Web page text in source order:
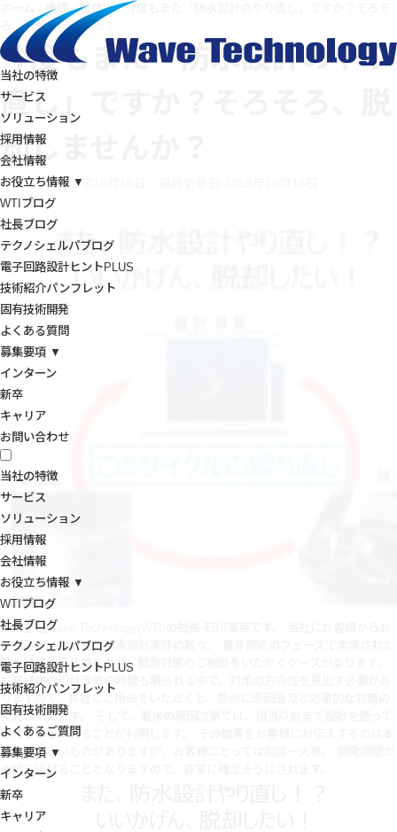
当社の特徴
サービス
ソリューション
採用情報
会社情報
お役立ち情報 ▼
WTIブログ
社長ブログ
テクノシェルパブログ
電子回路設計ヒントPLUS
技術紹介パンフレット
固有技術開発
よくある質問
募集要項 ▼
インターン
新卒
キャリア
お問い合わせ
当社の特徴
サービス
ソリューション
採用情報
会社情報
お役立ち情報 ▼
WTIブログ
社長ブログ
テクノシェルパブログ
電子回路設計ヒントPLUS
技術紹介パンフレット
固有技術開発
よくあるご質問
募集要項 ▼
インターン
新卒
キャリア
機構（筐体） / 今度もまた「防水設計のやり直し」ですか？そろそ
ろ、脱却しませんか？
今度もまた「防水設計のやり
直し」ですか？そろそろ、脱
却しませんか？
投稿日:2019年10月16日
株式会社Wave Technology(WTI)の社長 石川高英です。 当社にお客様からお
持ち込みいただく、防水設計案件の数々。 量産間近のフェーズで実施された
防水試験に不合格となり、緊急対策のご相談をいただくケースがあります。
お客様側の設計改修の時間も限られる中で、対策の方向性を見出す必要があ
りますので、弊社にご用命をいただくと、懸命に原因追及と効果的な対策の
発見に努めます。
改修すべきであることが判明します。 その結果をお客様にお伝えするのは本
当に忍びないものがありますが、お客様にとっては勿論一大事。 開発期間が
大幅に延びることとなりますので、非常に残念そうにされます。